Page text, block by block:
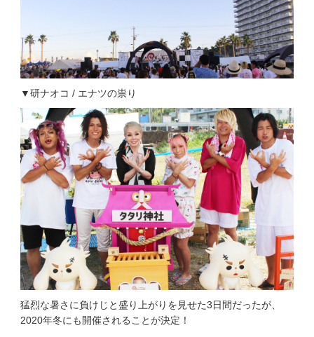
▼研ナオコ / エナツの祟り
猛烈な暑さに負けじと盛り上がりを見せた3日間だったが、
2020年冬にも開催されることが決定！